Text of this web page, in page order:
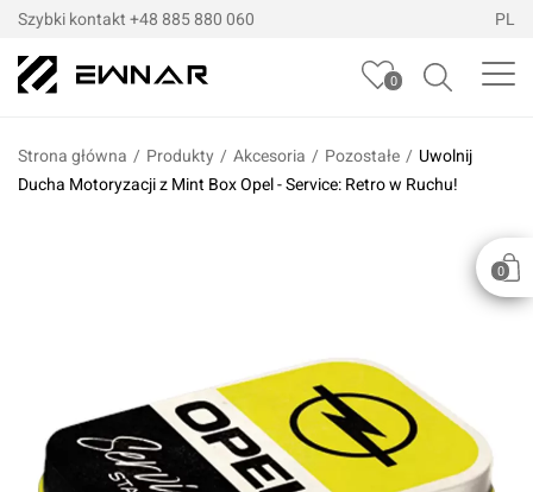
Szybki kontakt +48 885 880 060 PL
0
0
Strona główna / Produkty / Akcesoria / Pozostałe / Uwolnij
Ducha Motoryzacji z Mint Box Opel - Service: Retro w Ruchu!